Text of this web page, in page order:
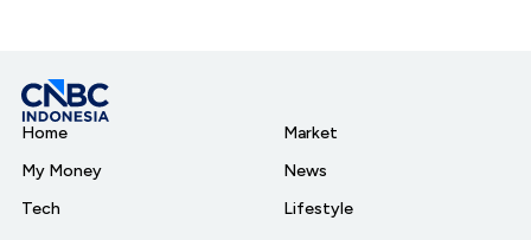
Home
My Money
Tech
Market
News
Lifestyle